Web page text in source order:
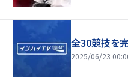
全30競技を
2025/06/23